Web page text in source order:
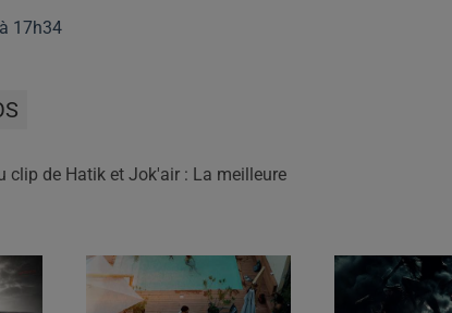
17h34
clip de Hatik et Jok'air : La meilleure